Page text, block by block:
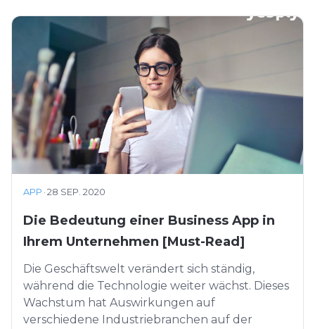
APP ·28 SEP. 2020
Die Bedeutung einer Business App in
Ihrem Unternehmen [Must-Read]
Die Geschäftswelt verändert sich ständig,
während die Technologie weiter wächst. Dieses
Wachstum hat Auswirkungen auf
verschiedene Industriebranchen auf der